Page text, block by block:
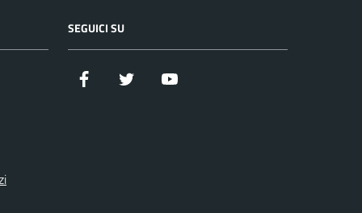
SEGUICI SU
Facebook Twitter